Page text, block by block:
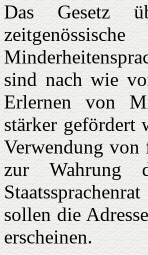
Das Gesetz
sind nach wie
Erlernen von
stärker gefördert
Verwendung von
zur Wahrung
sollen die
erscheinen.